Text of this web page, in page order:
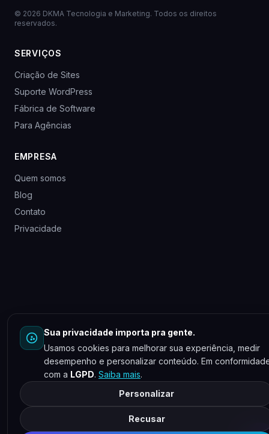
© 2026 DKMA Tecnologia e Marketing. Todos os direitos
reservados.
SERVIÇOS
Criação de Sites
Suporte WordPress
Fábrica de Software
Para Agências
EMPRESA
Quem somos
Blog
Contato
Privacidade
Sua privacidade importa pra gente.
Usamos cookies para melhorar sua experiência, medir
desempenho e personalizar conteúdo. Em
com a LGPD. Saiba mais.
Personalizar
Recusar